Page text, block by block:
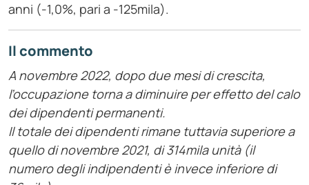
anni (-1,0%, pari a -125mila).
Il commento
A novembre 2022, dopo due mesi di crescita,
l’occupazione torna a diminuire per effetto del calo
dei dipendenti permanenti.
Il totale dei dipendenti rimane tuttavia superiore a
quello di novembre 2021, di 314mila unità (il
numero degli indipendenti è invece inferiore di